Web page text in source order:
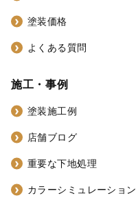
塗装価格
よくある質問
施工・事例
塗装施工例
店舗ブログ
重要な下地処理
カラーシミュレーション